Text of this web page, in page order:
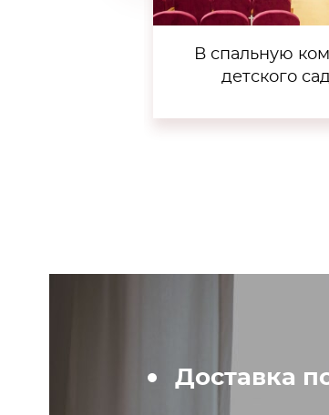
В спальную
детского
Доставка